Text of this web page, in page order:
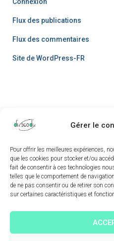
Gérer le
Pour offrir les meilleures expériences,
que les cookies pour stocker et/ou
fait de consentir à ces technologies
telles que le comportement de
de ne pas consentir ou de retirer son
sur certaines caractéristiques et
Flux des publications
Flux des commentaires
Site de WordPress-FR
AUTEUR MENTIONS
MON COMPTE